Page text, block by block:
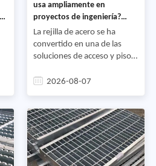
usa ampliamente en
proyectos de ingeniería?
Beneficios, aplicaciones y
guía de selección
La rejilla de acero se ha
convertido en una de las
soluciones de acceso y pisos
especificadas para proyectos
plantas de energía e
instalaciones petroquímicas
hasta estaciones de
tratamiento de aguas
2026-08-07